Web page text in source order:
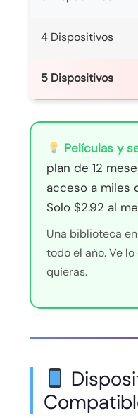
4 Dispositivos
5 Dispositivos
Películas y
plan de 12
acceso a miles
Solo $2.92 al
Una biblioteca
todo el año. Ve
quieras.